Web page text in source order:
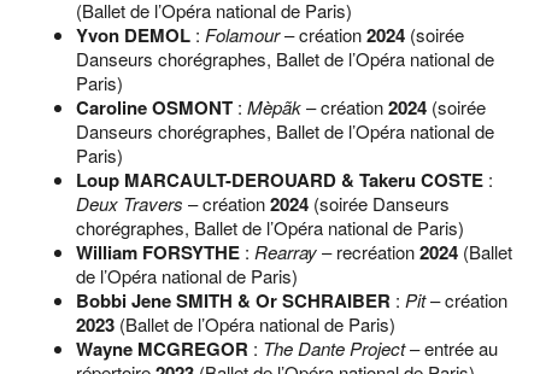
(Ballet de l’Opéra national de Paris)
Yvon DEMOL : Folamour– création2024 (soirée
Danseurs chorégraphes, Ballet de l’Opéra national de
Paris)
Caroline OSMONT : Mèpãk– création2024 (soirée
Danseurs chorégraphes, Ballet de l’Opéra national de
Paris)
Loup MARCAULT-DEROUARD & Takeru COSTE :
Deux Travers – création2024 (soirée Danseurs
chorégraphes, Ballet de l’Opéra national de Paris)
William FORSYTHE : Rearray– recréation2024 (Ballet
de l’Opéra national de Paris)
Bobbi Jene SMITH & Or SCHRAIBER : Pit– création
2023 (Ballet de l’Opéra national de Paris)
Wayne MCGREGOR : The Dante Project– entrée au